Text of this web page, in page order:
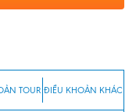
TOUR ĐIỀU KHOẢN KHÁC